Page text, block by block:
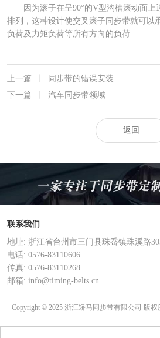
因为滚子在呈90°的V型沟槽滚动面上
排列，这种设计使交叉滚子同步带就可以
负荷及力矩负荷等所有方向的负荷
上一篇
同步带的错误安装
下一篇
汽车同步带领域
返回
联系我们
地址: 浙江省台州市三门县珠岙镇珠溪路
电话: 0576-83110606
传真: 0576-83110268
邮箱: info@timing-belts.cn
Copyright © 2025 浙江矫马同步带有限公司 版权